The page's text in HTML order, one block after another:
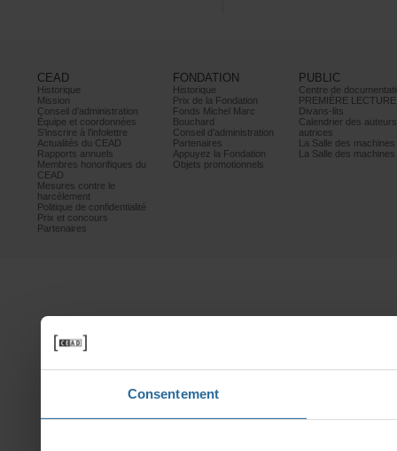
Consentement
CEAD
Historique
Mission
Conseild’administration
Équipeetcoordonnées
S’inscrireàl’infolettre
ActualitésduCEAD
Rapportsannuels
Membreshonorifiquesdu
CEAD
Mesurescontrele
harcèlement
Politiquedeconfidentialité
Prixetconcours
Partenaires
FONDATION
Historique
PrixdelaFondation
FondsMichelMarc
Bouchard
Conseild’administration
Partenaires
AppuyezlaFondation
Objetspromotionnels
PUBLIC
PREMIÈRELECTURE
Divans-lits
autrices